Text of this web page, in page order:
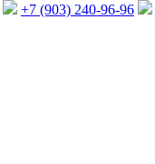
+7 (903) 240-96-96